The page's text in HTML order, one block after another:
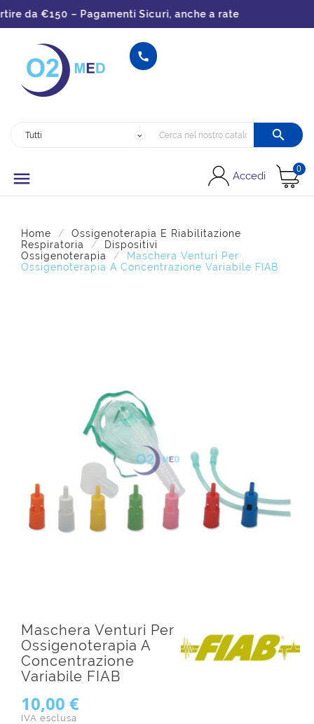
da €150 – Pagamenti Sicuri, anche a rate


 Accedi
0
Home
Ossigenoterapia E Riabilitazione
Respiratoria
Dispositivi
Ossigenoterapia
Maschera Venturi Per
Ossigenoterapia A Concentrazione Variabile FIAB
Maschera Venturi Per
Ossigenoterapia A
Concentrazione
Variabile FIAB
10,00 €
IVA esclusa